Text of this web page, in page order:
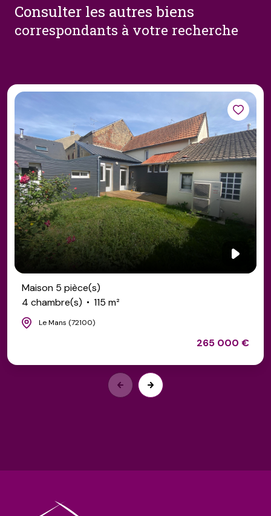
consulter les autres biens
correspondants à votre recherche
Maison 5 pièce(s)
4 chambre(s)
115 m²
Le Mans (72100)
265 000 €